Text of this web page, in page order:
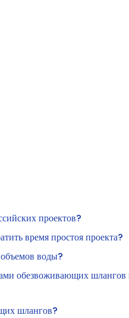
проектов?
время простоя проекта?
воды?
обезвоживающих шлангов
шлангов?